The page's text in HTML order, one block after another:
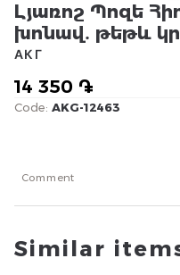
Լյառոշ Պոզե
խոնավ․ թեթև
14 350 ֏
АКГ
Code: AKG-12463
Comment
Similar